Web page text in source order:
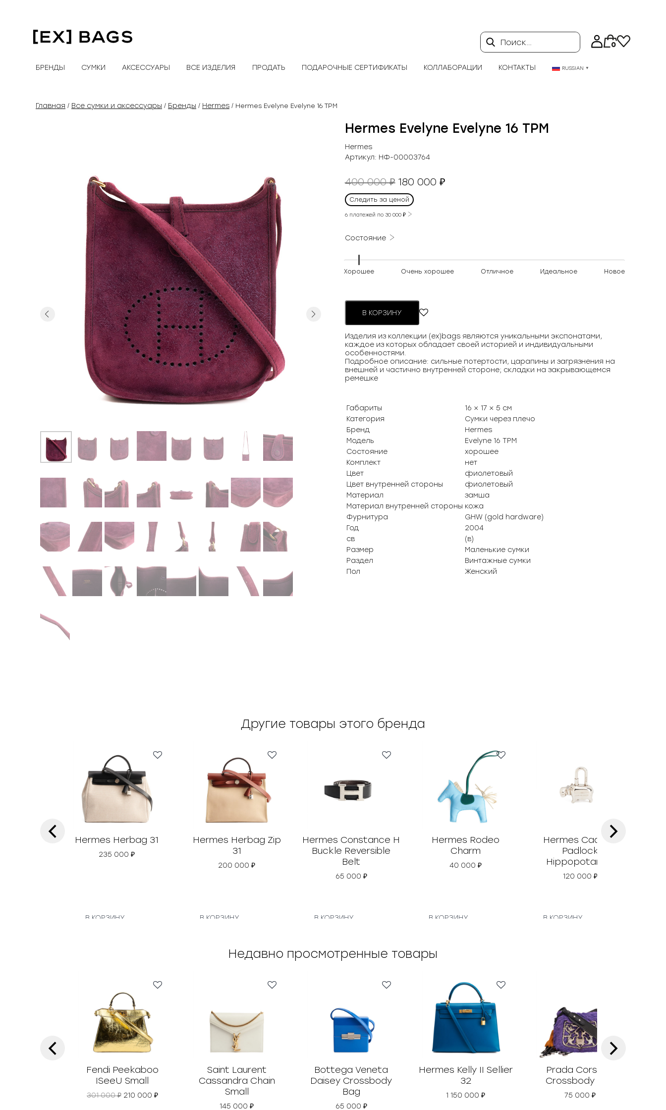
содержимому
Поиск… 0
БРЕНДЫ СУМКИ АКСЕССУАРЫ ВСЕ ИЗДЕЛИЯ ПРОДАТЬ ПОДАРОЧНЫЕ СЕРТИФИКАТЫ КОЛЛАБОРАЦИИ КОНТАКТЫ RUSSIAN ▼
Главная / Все сумки и аксессуары / Бренды / Hermes / Hermes Evelyne Evelyne 16 TPM
Previous Next
Hermes Evelyne Evelyne 16 TPM
Hermes
Артикул: НФ-00003764
400 000₽ Первоначальная
цена
составляла
400
180 000 ₽Текущая
Следить за ценой
6 платежей по 30 000 ₽
Состояние
Хорошее Очень хорошее Отличное Идеальное Новое
В КОРЗИНУ
Изделия из коллекции (ex)bags являются уникальными экспонатами,
каждое из которых обладает своей историей и индивидуальными
особенностями.
Подробное описание: cильные потертости, царапины и загрязнения на
внешней и частично внутренней стороне; складки на закрывающемся
ремешке
Габариты
16 × 17 × 5 см
Категория
Сумки через плечо
Бренд
Hermes
Модель
Evelyne 16 TPM
Состояние
хорошее
Комплект
нет
Цвет
фиолетовый
Цвет внутренней стороны
фиолетовый
Материал
замша
Материал внутренней стороны кожа
Фурнитура
GHW (gold hardware)
Год
2004
св
(в)
Размер
Маленькие сумки
Раздел
Винтажные сумки
Пол
Женский
Другие товары этого бренда
Hermes Herbag 31
235 000 ₽
В КОРЗИНУ
Hermes Herbag Zip
31
200 000₽
В КОРЗИНУ
Hermes Constance H
Buckle Reversible
Belt
65 000 ₽
В КОРЗИНУ
Hermes Rodeo
Charm
40 000₽
В КОРЗИНУ
Hermes Cadena
Padlock
Hippopotamus
120 000 ₽
В КОРЗИНУ
‹ ›
Недавно просмотренные товары
Fendi Peekaboo
ISeeU Small
301 000₽ П
210 000 ₽Т
Saint Laurent
Cassandra Chain
Small
145 000₽
Bottega Veneta
Daisey Crossbody
Bag
65 000 ₽
Hermes Kelly II Sellier
32
1 150 000₽
Prada Corsaire
Crossbody Bag
75 000₽
‹ ›